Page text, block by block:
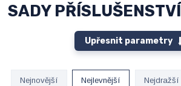
SADY PŘÍSLUŠENSTVÍ
Upřesnit parametry
Nejnovější Nejlevnější Nejdražší